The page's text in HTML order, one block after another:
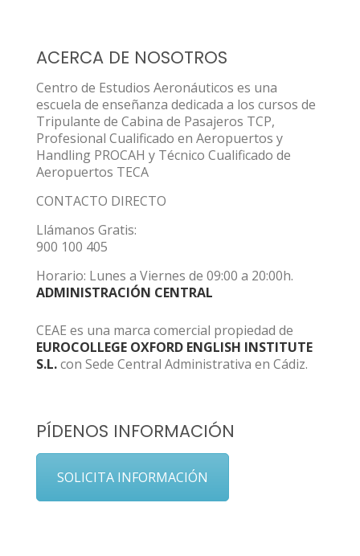
ACERCA DE NOSOTROS
Centro de Estudios Aeronáuticos es una
escuela de enseñanza dedicada a los cursos de
Tripulante de Cabina de Pasajeros TCP,
Profesional Cualificado en Aeropuertos y
Handling PROCAH y Técnico Cualificado de
Aeropuertos TECA
CONTACTO DIRECTO
Llámanos Gratis:
900 100 405
Horario: Lunes a Viernes de 09:00 a 20:00h.
ADMINISTRACIÓN CENTRAL
CEAE es una marca comercial propiedad de
EUROCOLLEGE OXFORD ENGLISH INSTITUTE
S.L.con Sede Central Administrativa en Cádiz.
PÍDENOS INFORMACIÓN
SOLICITA INFORMACIÓN